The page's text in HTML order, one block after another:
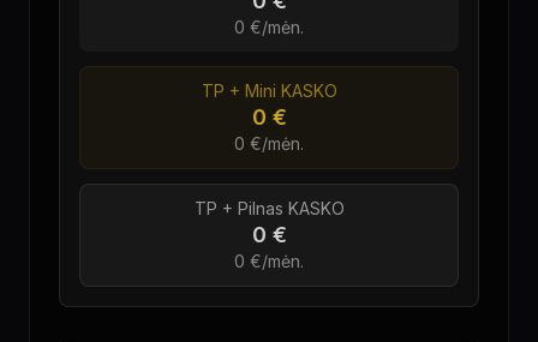
0 €/mėn.
TP + Mini KASKO
0 €
0 €/mėn.
TP + Pilnas KASKO
0 €
0 €/mėn.